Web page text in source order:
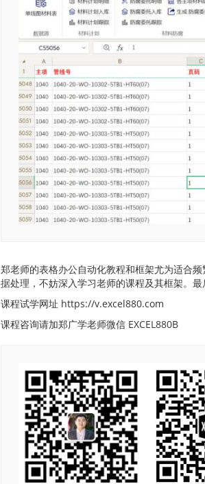
郑老师的表格办公自动化教程和框架尤为适合
据处理，不妨深入学习老师的课程及其框架。
课程试学网址 https://v.excel880.com
课程咨询请加郑广学老师微信 EXCEL880B